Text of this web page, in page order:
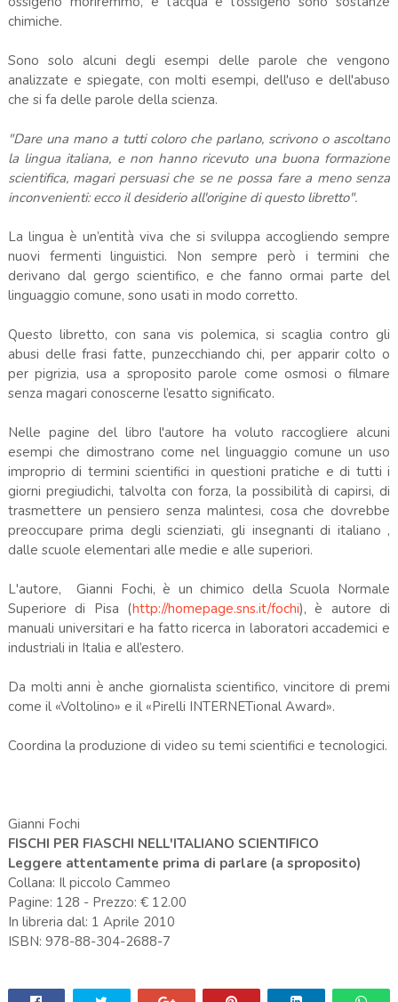
chimiche.
Sono solo alcuni degli esempi delle parole che vengono
analizzate e spiegate, con molti esempi, dell'uso e dell'abuso
che si fa delle parole della scienza.
"Dare una mano a tutti coloro che parlano, scrivono o ascoltano
la lingua italiana, e non hanno ricevuto una buona formazione
scientifica, magari persuasi che se ne possa fare a meno senza
inconvenienti: ecco il desiderio all'origine di questo libretto".
La lingua è un’entità viva che si sviluppa accogliendo sempre
nuovi fermenti linguistici. Non sempre però i termini che
derivano dal gergo scientifico, e che fanno ormai parte del
linguaggio comune, sono usati in modo corretto.
Questo libretto, con sana vis polemica, si scaglia contro gli
abusi delle frasi fatte, punzecchiando chi, per apparir colto o
per pigrizia, usa a sproposito parole come osmosi o filmare
senza magari conoscerne l’esatto significato.
Nelle pagine del libro l'autore ha voluto raccogliere alcuni
esempi che dimostrano come nel linguaggio comune un uso
improprio di termini scientifici in questioni pratiche e di tutti i
giorni pregiudichi, talvolta con forza, la possibilità di capirsi, di
trasmettere un pensiero senza malintesi, cosa che dovrebbe
preoccupare prima degli scienziati, gli insegnanti di italiano ,
dalle scuole elementari alle medie e alle superiori.
L'autore,
Gianni Fochi, è un chimico della Scuola Normale
Superiore di Pisa (http://homepage.sns.it/fochi), è autore di
manuali universitari e ha fatto ricerca in laboratori accademici e
industriali in Italia e all’estero.
Da molti anni è anche giornalista scientifico, vincitore di premi
come il «Voltolino» e il «Pirelli INTERNETional Award».
Coordina la produzione di video su temi scientifici e tecnologici.
Gianni Fochi
FISCHI PER FIASCHI NELL'ITALIANO SCIENTIFICO
Leggere attentamente prima di parlare (a sproposito)
Collana: Il piccolo Cammeo
Pagine: 128 - Prezzo: € 12.00
In libreria dal: 1 Aprile 2010
ISBN: 978-88-304-2688-7